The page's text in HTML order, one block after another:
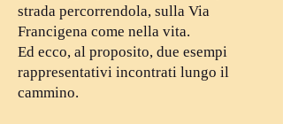
strada percorrendola, sulla Via
Francigena come nella vita.
Ed ecco, al proposito, due esempi
rappresentativi incontrati lungo il
cammino.